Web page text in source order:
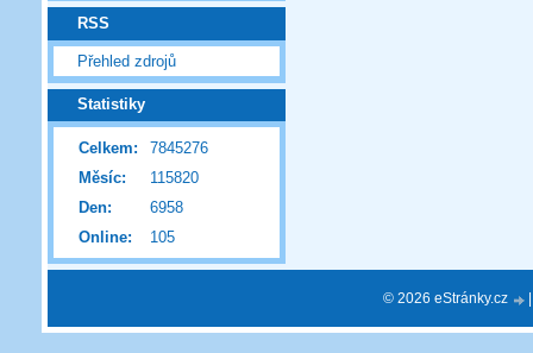
RSS
Přehled zdrojů
Statistiky
Online: 105
Celkem:
7845276
Měsíc:
115820
Den:
6958
© 2026 eStránky.cz